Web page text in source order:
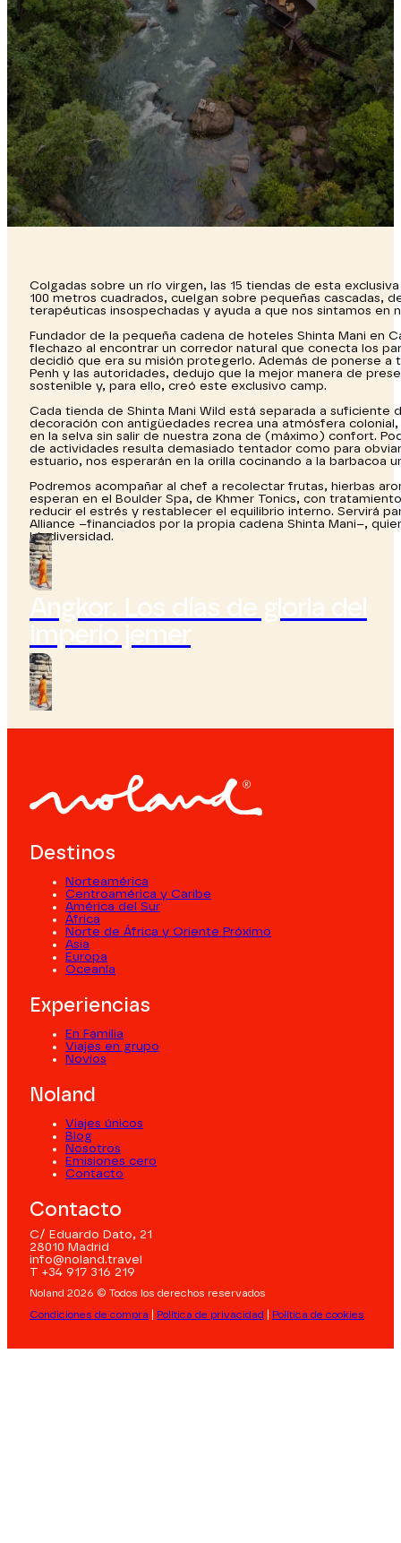
Colgadas sobre un río virgen, las 15 tiendas de esta
100 metros cuadrados, cuelgan sobre pequeñas cascadas,
terapéuticas insospechadas y ayuda a que nos sintamos en
Fundador de la pequeña cadena de hoteles Shinta Mani en
flechazo al encontrar un corredor natural que conecta los
decidió que era su misión protegerlo. Además de ponerse a
Penh y las autoridades, dedujo que la mejor manera de
sostenible y, para ello, creó este exclusivo camp.
Cada tienda de Shinta Mani Wild está separada a suficiente
decoración con antigüedades recrea una atmósfera
en la selva sin salir de nuestra zona de (máximo) confort.
de actividades resulta demasiado tentador como para
estuario, nos esperarán en la orilla cocinando a la barbacoa
Podremos acompañar al chef a recolectar frutas, hierbas
esperan en el Boulder Spa, de Khmer Tonics, con
reducir el estrés y restablecer el equilibrio interno. Servirá
Alliance –financiados por la propia cadena Shinta Mani–,
biodiversidad.
Angkor. Los días de gloria del
imperio jemer
Destinos
Norteamérica
Centroamérica y Caribe
América del Sur
África
Norte de África y Oriente Próximo
Asia
Europa
Oceanía
Experiencias
En Familia
Viajes en grupo
Novios
Noland
Viajes únicos
Blog
Nosotros
Emisiones cero
Contacto
Contacto
C/ Eduardo Dato, 21
28010 Madrid
info@noland.travel
T +34 917 316 219
Noland 2026 © Todos los derechos reservados
Condiciones de compra
Política de privacidad Política de cookies